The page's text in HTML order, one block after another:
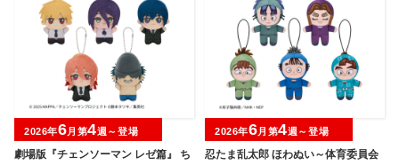
劇場版『チェンソーマン レゼ篇』 ち
2026年6月第4週～登場
忍たま乱太郎 ほわぬい～体育委員会
2026年6月第4週～登場